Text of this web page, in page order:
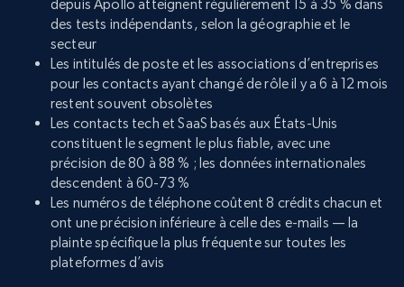
depuis Apollo atteignent régulièrement 15 à 35 % dans
des tests indépendants, selon la géographie et le
secteur
Les intitulés de poste et les associations d’entreprises
pour les contacts ayant changé de rôle il y a 6 à 12 mois
restent souvent obsolètes
Les contacts tech et SaaS basés aux États-Unis
constituent le segment le plus fiable, avec une
précision de 80 à 88 % ; les données internationales
descendent à 60-73 %
Les numéros de téléphone coûtent 8 crédits chacun et
ont une précision inférieure à celle des e-mails — la
plainte spécifique la plus fréquente sur toutes les
plateformes d’avis